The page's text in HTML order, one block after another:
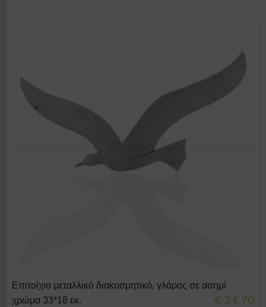
+ΣΤΟ ΚΑΛΑΘΙ
Επιτοίχιο μεταλλικό διακοσμητικό, γλάρος σε ασημί
χρώμα 33*18 εκ.
€ 24.70